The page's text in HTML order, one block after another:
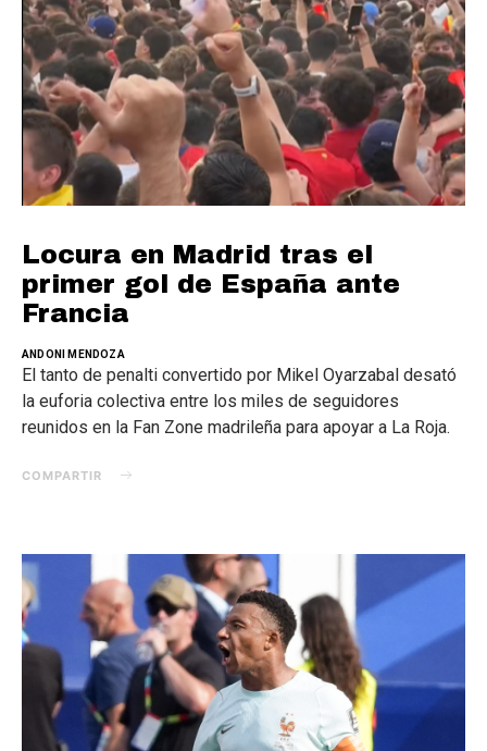
Locura en Madrid tras el
primer gol de España ante
Francia
ANDONI MENDOZA
El tanto de penalti convertido por Mikel Oyarzabal desató
la euforia colectiva entre los miles de seguidores
reunidos en la Fan Zone madrileña para apoyar a La Roja.
COMPARTIR